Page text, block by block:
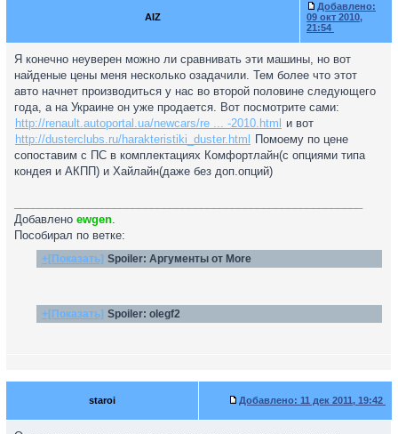
AIZ
Добавлено:
09 окт 2010,
21:54
Я конечно неуверен можно ли сравнивать эти машины, но вот
найденые цены меня несколько озадачили. Тем более что этот
авто начнет производиться у нас во второй половине следующего
года, а на Украине он уже продается. Вот посмотрите сами:
http://renault.autoportal.ua/newcars/re ... -2010.html
и вот
http://dusterclubs.ru/harakteristiki_duster.html
Помоему по цене
сопоставим с ПС в комплектациях Комфортлайн(с опциями типа
кондея и АКПП) и Хайлайн(даже без доп.опций)
Добавлено ewgen.
Пособирал по ветке:
+[Показать] Spoiler: Аргументы от More
+[Показать] Spoiler: olegf2
staroi Добавлено: 11 дек 2011, 19:42